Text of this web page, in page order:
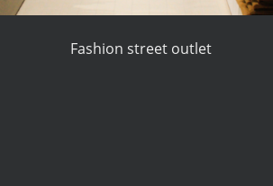
Fashion street outlet